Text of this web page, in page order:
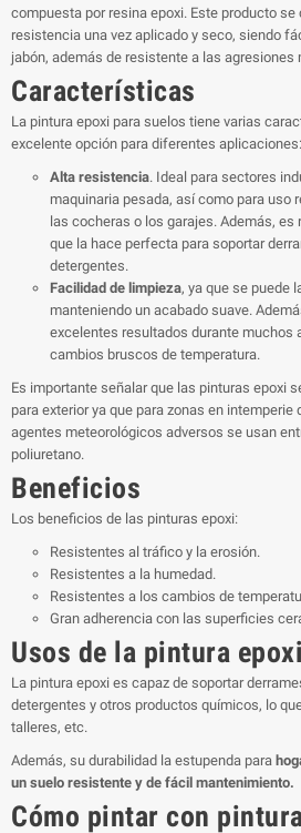
compuesta por resina epoxi. Este producto
resistencia una vez aplicado y seco, siendo
jabón, además de resistente a las
Características
La pintura epoxi para suelos tiene varias
excelente opción para diferentes aplicaciones:
Alta resistencia. Ideal para sectores
maquinaria pesada, así como para uso
las cocheras o los garajes. Además,
que la hace perfecta para soportar
detergentes.
Facilidad de limpieza, ya que se puede
manteniendo un acabado suave.
excelentes resultados durante muchos
cambios bruscos de temperatura.
Es importante señalar que las pinturas epoxi
para exterior ya que para zonas en intemperie
agentes meteorológicos adversos se usan
poliuretano.
Beneficios
Los beneficios de las pinturas epoxi:
Resistentes al tráfico y la erosión.
Resistentes a la humedad.
Resistentes a los cambios de
Gran adherencia con las superficies
Usos de la pintura
La pintura epoxi es capaz de soportar
detergentes y otros productos químicos, lo
talleres, etc.
Además, su durabilidad la estupenda para
un suelo resistente y de fácil mantenimiento.
Cómo pintar con